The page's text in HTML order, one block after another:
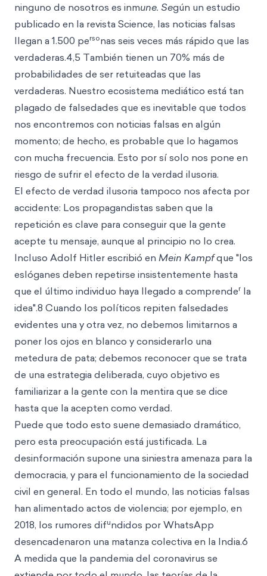
ninguno de nosotros es inmune. Según un estudio
publicado en la revista Science, las noticias falsas
llegan a 1.500 personas seis veces más rápido que las
verdaderas.4,5 También tienen un 70% más de
probabilidades de ser retuiteadas que las
verdaderas. Nuestro ecosistema mediático está tan
plagado de falsedades que es inevitable que todos
nos encontremos con noticias falsas en algún
momento; de hecho, es probable que lo hagamos
con mucha frecuencia. Esto por sí solo nos pone en
riesgo de sufrir el efecto de la verdad ilusoria.
El efecto de verdad ilusoria tampoco nos afecta por
accidente: Los propagandistas saben que la
repetición es clave para conseguir que la gente
acepte tu mensaje, aunque al principio no lo crea.
Incluso Adolf Hitler escribió en Mein Kampfque "los
eslóganes deben repetirse insistentemente hasta
que el último individuo haya llegado a comprender la
idea".8 Cuando los políticos repiten falsedades
evidentes una y otra vez, no debemos limitarnos a
poner los ojos en blanco y considerarlo una
metedura de pata; debemos reconocer que se trata
de una estrategia deliberada, cuyo objetivo es
familiarizar a la gente con la mentira que se dice
hasta que la acepten como verdad.
Puede que todo esto suene demasiado dramático,
pero esta preocupación está justificada. La
desinformación supone una siniestra amenaza para la
democracia, y para el funcionamiento de la sociedad
civil en general. En todo el mundo, las noticias falsas
han alimentado actos de violencia; por ejemplo, en
2018, los rumores difundidos por WhatsApp
desencadenaron una matanza colectiva en la India.6
A medida que la pandemia del coronavirus se